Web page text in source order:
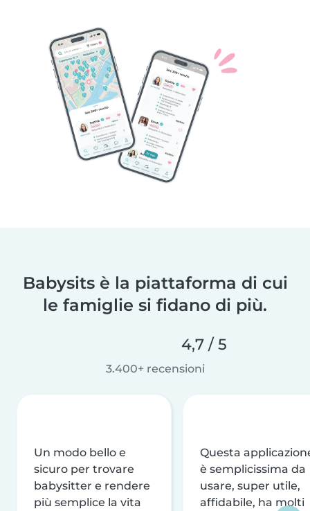
Babysits è la piattaforma di cui
le famiglie si fidano di più.
4,7 / 5
3.400+ recensioni
Un modo bello e
sicuro per trovare
babysitter e rendere
più semplice la vita
Questa
è semplicissima da
usare, super utile,
affidabile, ha molti